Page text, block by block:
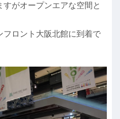
がオープンエアな空間と
フロント大阪北館に到着で